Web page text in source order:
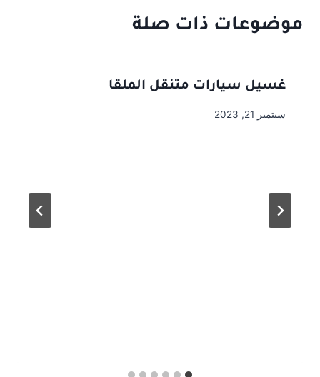
موضوعات ذات صلة
غسيل سيارات متنقل الملقا
سبتمبر 21, 2023